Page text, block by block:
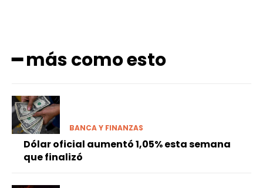
━ más como esto
BANCA Y FINANZAS
Dólar oficial aumentó 1,05% esta semana
que finalizó